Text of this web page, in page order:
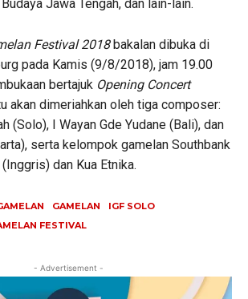
Jawa Tengah, dan lain-lain.
Festival 2018bakalan dibuka di
pada Kamis (9/8/2018), jam 19.00
bertajuk Opening Concert
akan dimeriahkan oleh tiga composer:
(Solo), I Wayan Gde Yudane (Bali), dan
serta kelompok gamelan Southbank
dan Kua Etnika.
GAMELAN
IGF SOLO
FESTIVAL
- Advertisement -